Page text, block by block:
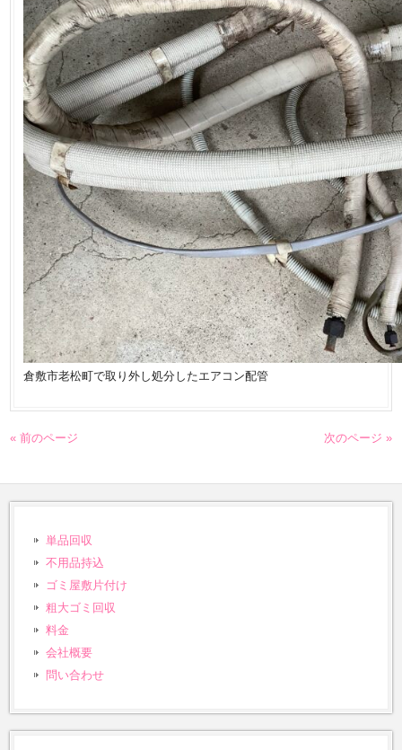
倉敷市老松町で取り外し処分したエアコン配管
« 前のページ 次のページ »
単品回収
不用品持込
ゴミ屋敷片付け
粗大ゴミ回収
料金
会社概要
問い合わせ